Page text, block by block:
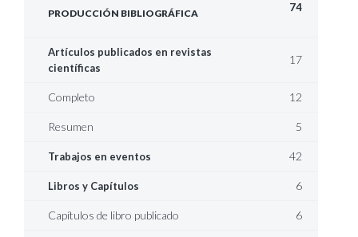
PRODUCCIÓN BIBLIOGRÁFICA 74
Artículos publicados en revistas
científicas
17
Completo 12
Resumen 5
Trabajos en eventos 42
Libros y Capítulos 6
Capítulos de libro publicado 6